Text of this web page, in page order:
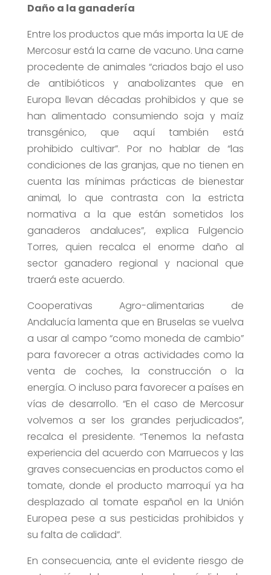
Daño a la ganadería
Entre los productos que más importa la UE de
Mercosur está la carne de vacuno. Una carne
procedente de animales “criados bajo el uso
de antibióticos y anabolizantes que en
Europa llevan décadas prohibidos y que se
han alimentado consumiendo soja y maíz
transgénico, que aquí también está
prohibido cultivar”. Por no hablar de “las
condiciones de las granjas, que no tienen en
cuenta las mínimas prácticas de bienestar
animal, lo que contrasta con la estricta
normativa a la que están sometidos los
ganaderos andaluces”, explica Fulgencio
Torres, quien recalca el enorme daño al
sector ganadero regional y nacional que
traerá este acuerdo.
Cooperativas Agro-alimentarias de
Andalucía lamenta que en Bruselas se vuelva
a usar al campo “como moneda de cambio”
para favorecer a otras actividades como la
venta de coches, la construcción o la
energía. O incluso para favorecer a países en
vías de desarrollo. “En el caso de Mercosur
volvemos a ser los grandes perjudicados”,
recalca el presidente. “Tenemos la nefasta
experiencia del acuerdo con Marruecos y las
graves consecuencias en productos como el
tomate, donde el producto marroquí ya ha
desplazado al tomate español en la Unión
Europea pese a sus pesticidas prohibidos y
su falta de calidad”.
En consecuencia, ante el evidente riesgo de